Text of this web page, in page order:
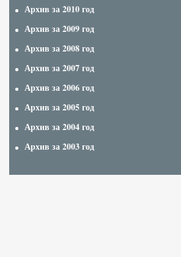
Архив за 2010 год
Архив за 2009 год
Архив за 2008 год
Архив за 2007 год
Архив за 2006 год
Архив за 2005 год
Архив за 2004 год
Архив за 2003 год